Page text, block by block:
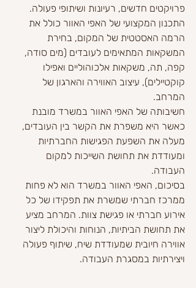
פרויקטים חדשים, רעיונות ושיתופי פעולה.
התכנון המקצועי של האפי האוור כולל את
הרמה האסטטית של המקום, בחירת
המשקאות המתאימים לעובדים (מים סודה,
קפה, תה, משקאות אלכוהוליים ואפילו
קוקטיילים), עיצוב האווירה והארגון של
המרחב.
חשיבותה של האפי האוור במשרד מובנת
כאשר היא משפרת את הקשר בין העובדים,
מעלה את השפעת הפגישות החברתיות
ומעודדת את תחושת השייכות למקום
העבודה.
בסיכום, האפי האוור במשרד הוא לא פחות
ממרכז חברתי שמשרת את תפקידו של כל
אירוע חברתי או פגישת צוות. המרחב מציע
את תחושת הביתיות, הנוחות והיכולת ליצור
אווירה חיובית שמעודדת שיח, שיתוף פעולה
ויצירתיות במסגרת העבודה.